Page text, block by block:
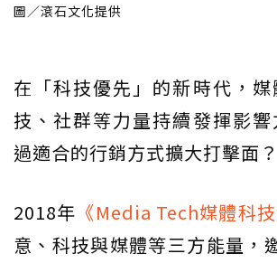
圖／滾石文化提供
在「科技優先」的新時代，
技、社群等力量持續發揮影
過適合的行銷方式擴大打擊面？
2018年 《Media Tech媒體科技
意、科技與媒體等三方能量，